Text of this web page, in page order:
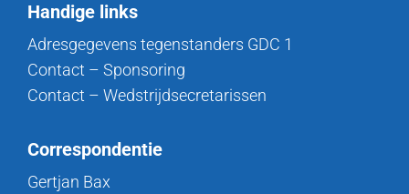
Handige links
Adresgegevens tegenstanders GDC 1
Contact – Sponsoring
Contact – Wedstrijdsecretarissen
Correspondentie
Gertjan Bax